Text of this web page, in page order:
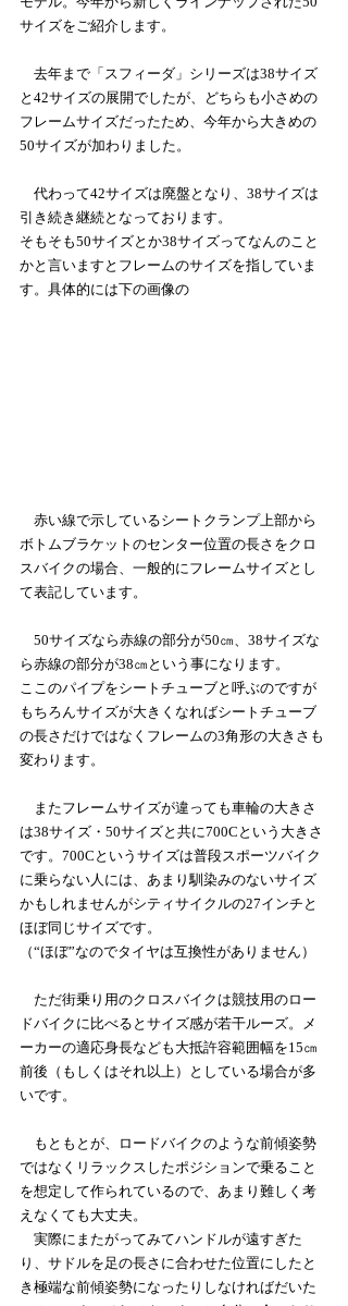
サイズをご紹介します。
去年まで「スフィーダ」シリーズは38サイズ
と42サイズの展開でしたが、どちらも小さめの
フレームサイズだったため、今年から大きめの
50サイズが加わりました。
代わって42サイズは廃盤となり、38サイズは
引き続き継続となっております。
そもそも50サイズとか38サイズってなんのこと
かと言いますとフレームのサイズを指していま
す。具体的には下の画像の
赤い線で示しているシートクランプ上部から
ボトムブラケットのセンター位置の長さをクロ
スバイクの場合、一般的にフレームサイズとし
て表記しています。
50サイズなら赤線の部分が50㎝、38サイズな
ら赤線の部分が38㎝という事になります。
ここのパイプをシートチューブと呼ぶのですが
もちろんサイズが大きくなればシートチューブ
の長さだけではなくフレームの3角形の大きさも
変わります。
またフレームサイズが違っても車輪の大きさ
は38サイズ・50サイズと共に700Cという大きさ
です。700Cというサイズは普段スポーツバイク
に乗らない人には、あまり馴染みのないサイズ
かもしれませんがシティサイクルの27インチと
ほぼ同じサイズです。
（“ほぼ”なのでタイヤは互換性がありません）
ただ街乗り用のクロスバイクは競技用のロー
ドバイクに比べるとサイズ感が若干ルーズ。メ
ーカーの適応身長なども大抵許容範囲幅を15㎝
前後（もしくはそれ以上）としている場合が多
いです。
もともとが、ロードバイクのような前傾姿勢
ではなくリラックスしたポジションで乗ること
を想定して作られているので、あまり難しく考
えなくても大丈夫。
実際にまたがってみてハンドルが遠すぎた
り、サドルを足の長さに合わせた位置にしたと
き極端な前傾姿勢になったりしなければだいた